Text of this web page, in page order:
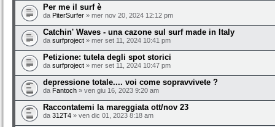
Per me il surf è
da PiterSurfer » mer nov 20, 2024 12:12 pm
Catchin' Waves - una cazone sul surf made in Italy
da surfproject » mer set 11, 2024 10:41 pm
Petizione: tutela degli spot storici
da surfproject » mer set 11, 2024 10:47 pm
depressione totale.... voi come sopravvivete ?
da Fantoch » ven giu 16, 2023 9:20 am
Raccontatemi la mareggiata ott/nov 23
da 312T4 » ven dic 01, 2023 8:18 am